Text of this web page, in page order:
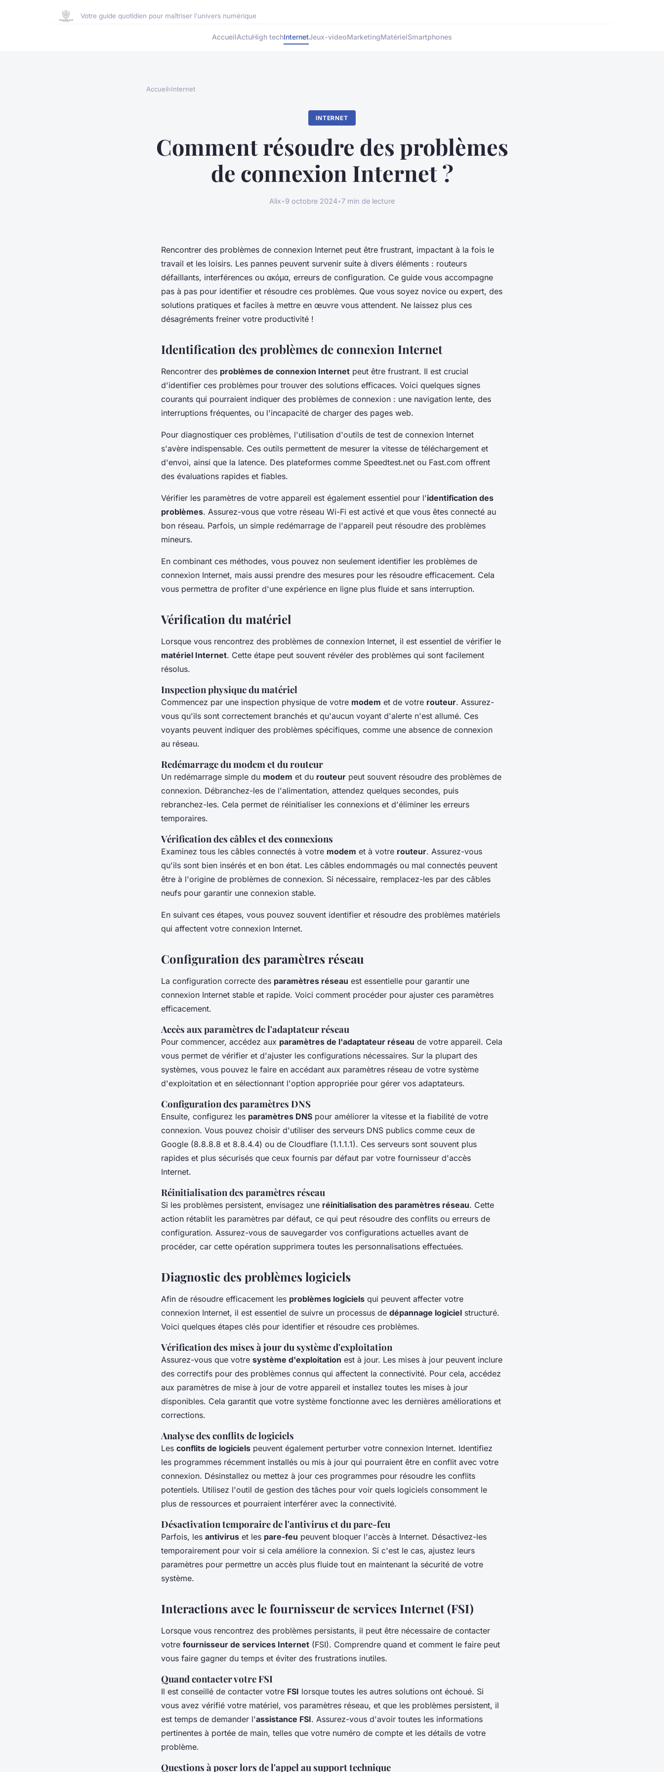
Votre guide quotidien pour maîtriser l'univers numérique
AccueilActuHigh techInternetJeux-videoMarketingMatérielSmartphones
Accueil›Internet
INTERNET
Comment résoudre des problèmes
de connexion Internet ?
Alix•9 octobre 2024•7 min de lecture
Rencontrer des problèmes de connexion Internet peut être frustrant, impactant à la fois le
travail et les loisirs. Les pannes peuvent survenir suite à divers éléments : routeurs
défaillants, interférences ou ακόμα, erreurs de configuration. Ce guide vous accompagne
pas à pas pour identifier et résoudre ces problèmes. Que vous soyez novice ou expert, des
solutions pratiques et faciles à mettre en œuvre vous attendent. Ne laissez plus ces
désagréments freiner votre productivité !
Identification des problèmes de connexion Internet
Rencontrer des problèmes de connexion Internet peut être frustrant. Il est crucial
d'identifier ces problèmes pour trouver des solutions efficaces. Voici quelques signes
courants qui pourraient indiquer des problèmes de connexion : une navigation lente, des
interruptions fréquentes, ou l'incapacité de charger des pages web.
Pour diagnostiquer ces problèmes, l'utilisation d'outils de test de connexion Internet
s'avère indispensable. Ces outils permettent de mesurer la vitesse de téléchargement et
d'envoi, ainsi que la latence. Des plateformes comme Speedtest.net ou Fast.com offrent
des évaluations rapides et fiables.
Vérifier les paramètres de votre appareil est également essentiel pour l'identification des
problèmes. Assurez-vous que votre réseau Wi-Fi est activé et que vous êtes connecté au
bon réseau. Parfois, un simple redémarrage de l'appareil peut résoudre des problèmes
mineurs.
En combinant ces méthodes, vous pouvez non seulement identifier les problèmes de
connexion Internet, mais aussi prendre des mesures pour les résoudre efficacement. Cela
vous permettra de profiter d'une expérience en ligne plus fluide et sans interruption.
Vérification du matériel
Lorsque vous rencontrez des problèmes de connexion Internet, il est essentiel de vérifier le
matériel Internet. Cette étape peut souvent révéler des problèmes qui sont facilement
résolus.
Inspection physique du matériel
Commencez par une inspection physique de votre modem et de votre routeur. Assurez-
vous qu'ils sont correctement branchés et qu'aucun voyant d'alerte n'est allumé. Ces
voyants peuvent indiquer des problèmes spécifiques, comme une absence de connexion
au réseau.
Redémarrage du modem et du routeur
Un redémarrage simple du modem et du routeur peut souvent résoudre des problèmes de
connexion. Débranchez-les de l'alimentation, attendez quelques secondes, puis
rebranchez-les. Cela permet de réinitialiser les connexions et d'éliminer les erreurs
temporaires.
Vérification des câbles et des connexions
Examinez tous les câbles connectés à votre modem et à votre routeur. Assurez-vous
qu'ils sont bien insérés et en bon état. Les câbles endommagés ou mal connectés peuvent
être à l'origine de problèmes de connexion. Si nécessaire, remplacez-les par des câbles
neufs pour garantir une connexion stable.
En suivant ces étapes, vous pouvez souvent identifier et résoudre des problèmes matériels
qui affectent votre connexion Internet.
Configuration des paramètres réseau
La configuration correcte des paramètres réseau est essentielle pour garantir une
connexion Internet stable et rapide. Voici comment procéder pour ajuster ces paramètres
efficacement.
Accès aux paramètres de l'adaptateur réseau
Pour commencer, accédez aux paramètres de l'adaptateur réseau de votre appareil. Cela
vous permet de vérifier et d'ajuster les configurations nécessaires. Sur la plupart des
systèmes, vous pouvez le faire en accédant aux paramètres réseau de votre système
d'exploitation et en sélectionnant l'option appropriée pour gérer vos adaptateurs.
Configuration des paramètres DNS
Ensuite, configurez les paramètres DNS pour améliorer la vitesse et la fiabilité de votre
connexion. Vous pouvez choisir d'utiliser des serveurs DNS publics comme ceux de
Google (8.8.8.8 et 8.8.4.4) ou de Cloudflare (1.1.1.1). Ces serveurs sont souvent plus
rapides et plus sécurisés que ceux fournis par défaut par votre fournisseur d'accès
Internet.
Réinitialisation des paramètres réseau
Si les problèmes persistent, envisagez une réinitialisation des paramètres réseau. Cette
action rétablit les paramètres par défaut, ce qui peut résoudre des conflits ou erreurs de
configuration. Assurez-vous de sauvegarder vos configurations actuelles avant de
procéder, car cette opération supprimera toutes les personnalisations effectuées.
Diagnostic des problèmes logiciels
Afin de résoudre efficacement les problèmes logiciels qui peuvent affecter votre
connexion Internet, il est essentiel de suivre un processus de dépannage logiciel structuré.
Voici quelques étapes clés pour identifier et résoudre ces problèmes.
Vérification des mises à jour du système d'exploitation
Assurez-vous que votre système d'exploitation est à jour. Les mises à jour peuvent inclure
des correctifs pour des problèmes connus qui affectent la connectivité. Pour cela, accédez
aux paramètres de mise à jour de votre appareil et installez toutes les mises à jour
disponibles. Cela garantit que votre système fonctionne avec les dernières améliorations et
corrections.
Analyse des conflits de logiciels
Les conflits de logiciels peuvent également perturber votre connexion Internet. Identifiez
les programmes récemment installés ou mis à jour qui pourraient être en conflit avec votre
connexion. Désinstallez ou mettez à jour ces programmes pour résoudre les conflits
potentiels. Utilisez l'outil de gestion des tâches pour voir quels logiciels consomment le
plus de ressources et pourraient interférer avec la connectivité.
Désactivation temporaire de l'antivirus et du pare-feu
Parfois, les antivirus et les pare-feu peuvent bloquer l'accès à Internet. Désactivez-les
temporairement pour voir si cela améliore la connexion. Si c'est le cas, ajustez leurs
paramètres pour permettre un accès plus fluide tout en maintenant la sécurité de votre
système.
Interactions avec le fournisseur de services Internet (FSI)
Lorsque vous rencontrez des problèmes persistants, il peut être nécessaire de contacter
votre fournisseur de services Internet (FSI). Comprendre quand et comment le faire peut
vous faire gagner du temps et éviter des frustrations inutiles.
Quand contacter votre FSI
Il est conseillé de contacter votre FSI lorsque toutes les autres solutions ont échoué. Si
vous avez vérifié votre matériel, vos paramètres réseau, et que les problèmes persistent, il
est temps de demander l'assistance FSI. Assurez-vous d'avoir toutes les informations
pertinentes à portée de main, telles que votre numéro de compte et les détails de votre
problème.
Questions à poser lors de l'appel au support technique